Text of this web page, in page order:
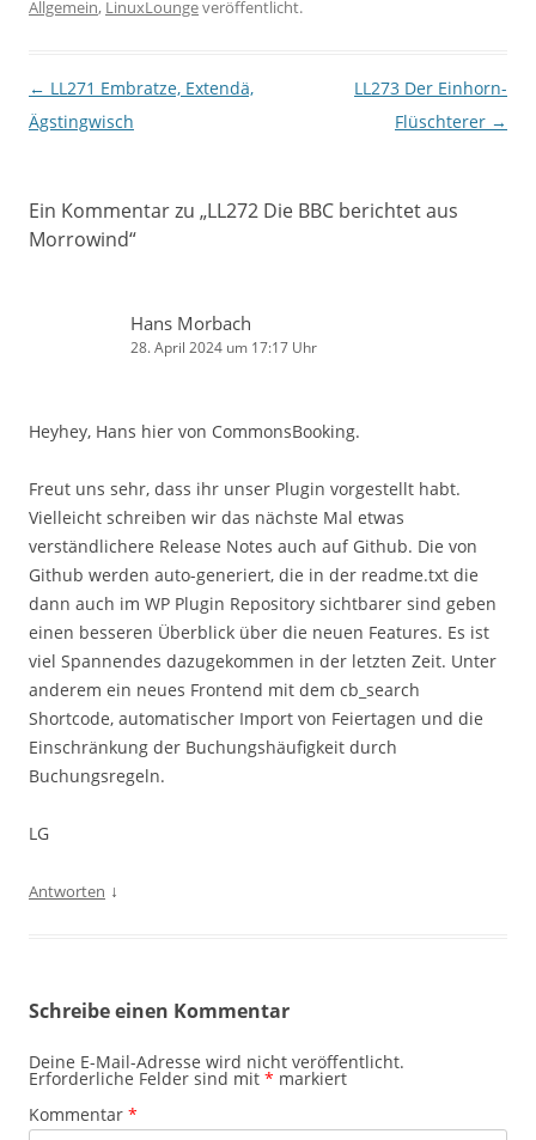
Allgemein, LinuxLoungeveröffentlicht.
Beitragsnavigation
← LL271 Embratze, Extendä,
Ägstingwisch
LL273 Der Einhorn-
Flüschterer →
Ein Kommentar zu „LL272 Die BBC berichtet aus
Morrowind“
Hans Morbach
28. April 2024 um 17:17 Uhr
Heyhey, Hans hier von CommonsBooking.
Freut uns sehr, dass ihr unser Plugin vorgestellt habt.
Vielleicht schreiben wir das nächste Mal etwas
verständlichere Release Notes auch auf Github. Die von
Github werden auto-generiert, die in der readme.txt die
dann auch im WP Plugin Repository sichtbarer sind geben
einen besseren Überblick über die neuen Features. Es ist
viel Spannendes dazugekommen in der letzten Zeit. Unter
anderem ein neues Frontend mit dem cb_search
Shortcode, automatischer Import von Feiertagen und die
Einschränkung der Buchungshäufigkeit durch
Buchungsregeln.
LG
Antworten ↓
Schreibe einen Kommentar
Deine E-Mail-Adresse wird nicht veröffentlicht.
Erforderliche Felder sind mit * markiert
Kommentar *